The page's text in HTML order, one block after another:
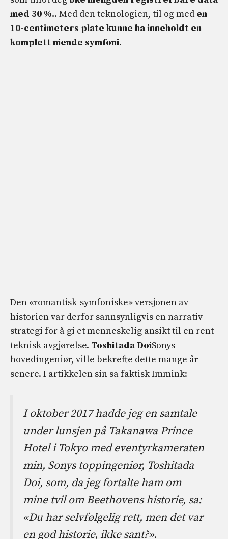
med 30 %.. Med den teknologien, til og med en
10-centimeters plate kunne ha inneholdt en
komplett niende symfoni.
Den «romantisk-symfoniske» versjonen av
historien var derfor sannsynligvis en narrativ
strategi for å gi et menneskelig ansikt til en rent
teknisk avgjørelse. Toshitada DoiSonys
hovedingeniør, ville bekrefte dette mange år
senere. I artikkelen sin sa faktisk Immink:
I oktober 2017 hadde jeg en samtale
under lunsjen på Takanawa Prince
Hotel i Tokyo med eventyrkameraten
min, Sonys toppingeniør, Toshitada
Doi, som, da jeg fortalte ham om
mine tvil om Beethovens historie, sa:
«Du har selvfølgelig rett, men det var
en god historie, ikke sant?».